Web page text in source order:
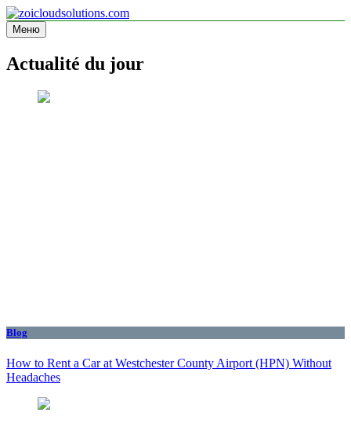
Перейти
к
содержимому
zoicloudsolutions.com
Меню
Actualité du jour
Blog
How to Rent a Car at Westchester County Airport (HPN) Without
Headaches